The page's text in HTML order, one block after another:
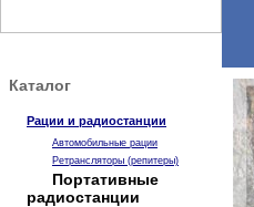
Каталог
Рации и радиостанции
Автомобильные рации
Ретрансляторы (репитеры)
Портативные
радиостанции